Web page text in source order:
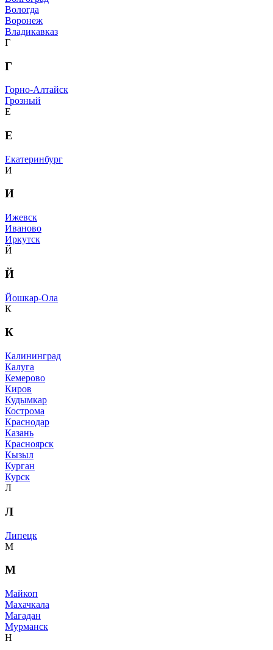
Вологда
Воронеж
Владикавказ
Г
Г
Горно-Алтайск
Грозный
Е
Е
Екатеринбург
И
И
Ижевск
Иваново
Иркутск
Й
Й
Йошкар-Ола
К
К
Калининград
Калуга
Кемерово
Киров
Кудымкар
Кострома
Краснодар
Казань
Красноярск
Кызыл
Курган
Курск
Л
Л
Липецк
М
М
Майкоп
Махачкала
Магадан
Мурманск
Н